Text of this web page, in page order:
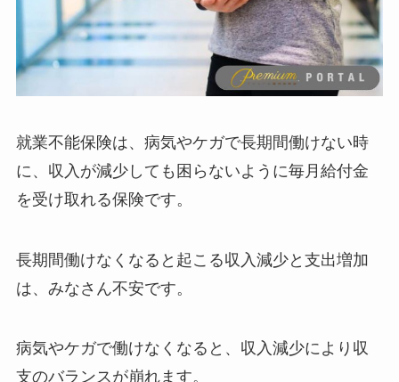
就業不能保険は、病気やケガで長期間働けない時
に、収入が減少しても困らないように毎月給付金
を受け取れる保険です。
長期間働けなくなると起こる収入減少と支出増加
は、みなさん不安です。
病気やケガで働けなくなると、収入減少により収
支のバランスが崩れます。